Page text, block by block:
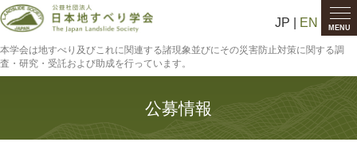
MENU
JP | EN
本学会は地すべり及びこれに関連する諸現象並びにその災害防止対策に関する調
査・研究・受託および助成を行っています。
公募情報